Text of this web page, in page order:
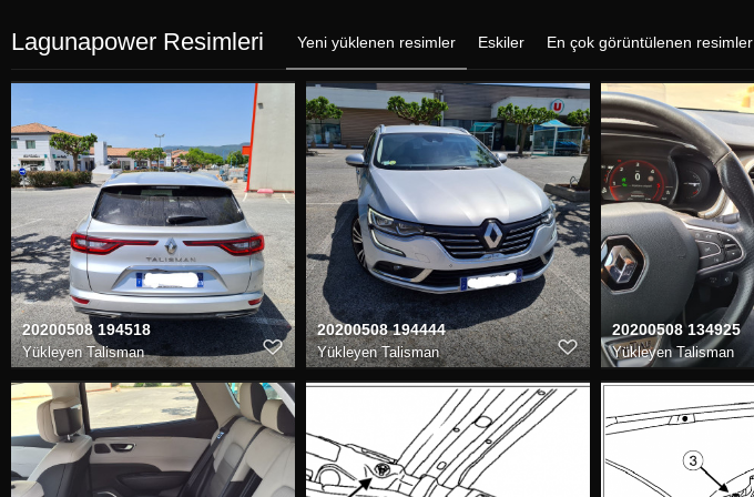
Lagunapower Resimleri Yeni yüklenen resimler Eskiler En çok görüntülenen resimler
20200508 194518
YükleyenTalisman
20200508 194444
YükleyenTalisman
20200508 134925
YükleyenTalisman